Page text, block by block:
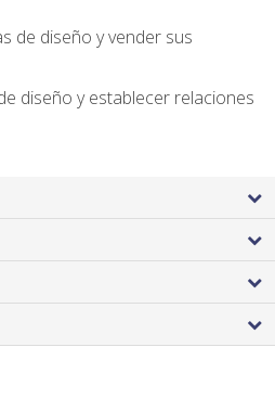
de diseño y vender sus
diseño y establecer relaciones